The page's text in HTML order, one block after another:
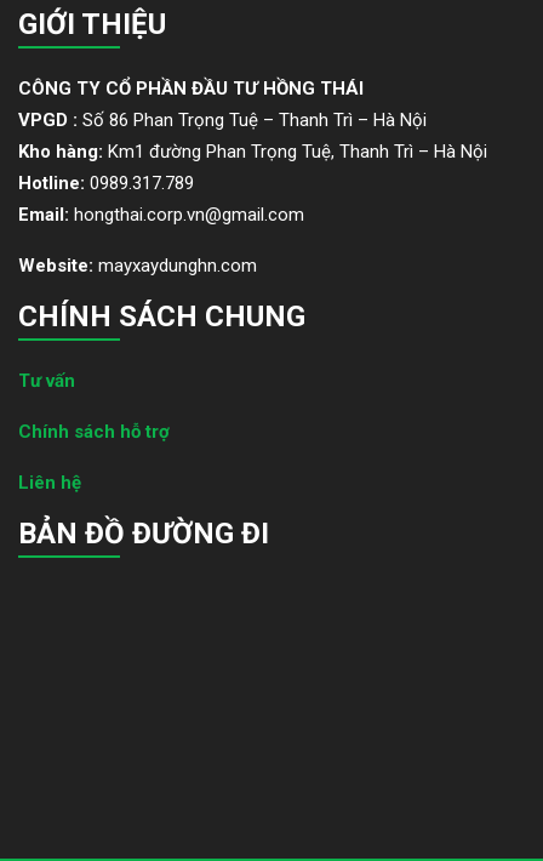
GIỚI THIỆU
CÔNG TY CỔ PHẦN ĐẦU TƯ HỒNG THÁI
VPGD : Số 86 Phan Trọng Tuệ – Thanh Trì – Hà Nội
Kho hàng: Km1 đường Phan Trọng Tuệ, Thanh Trì – Hà Nội
Hotline: 0989.317.789
Email: hongthai.corp.vn@gmail.com
Website: mayxaydunghn.com
CHÍNH SÁCH CHUNG
Tư vấn
Chính sách hỗ trợ
Liên hệ
BẢN ĐỒ ĐƯỜNG ĐI